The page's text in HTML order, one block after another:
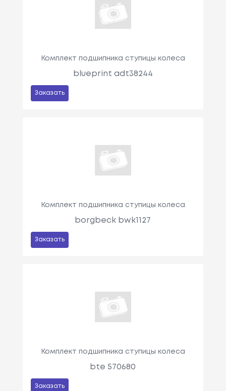
Комплект подшипника ступицы колеса
blueprint adt38244
Заказать
Комплект подшипника ступицы колеса
borgbeck bwk1127
Заказать
Комплект подшипника ступицы колеса
bte 570680
Заказать